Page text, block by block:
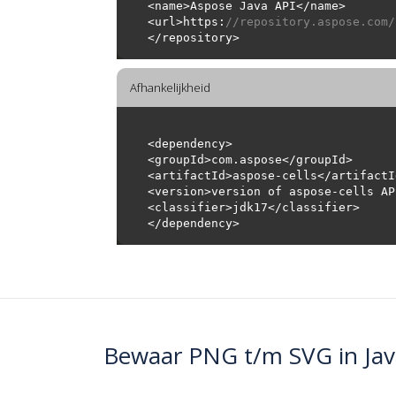
<url>https: //
Afhankelijkheid
Bewaar PNG t/m SVG in